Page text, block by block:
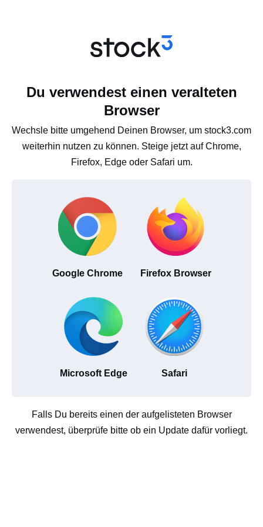
Du verwendest einen veralteten
Browser
Wechsle bitte umgehend Deinen Browser, um stock3.com
weiterhin nutzen zu können. Steige jetzt auf Chrome,
Firefox, Edge oder Safari um.
Google Chrome Firefox Browser
Microsoft Edge Safari
Falls Du bereits einen der aufgelisteten Browser
verwendest, überprüfe bitte ob ein Update dafür vorliegt.